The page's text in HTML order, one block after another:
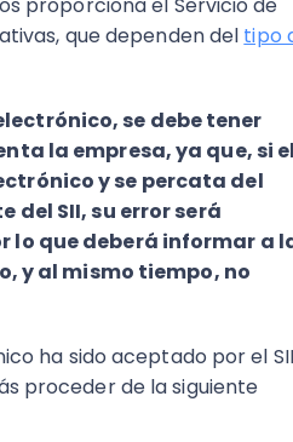
que dependen del tipo
se debe tener
la empresa, ya que, si el
y se percata del
del SII, su error será
lo que deberá informar a
y al mismo tiempo, no
ha sido aceptado por el
proceder de la siguiente